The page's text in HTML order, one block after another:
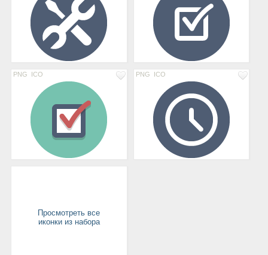
PNG ICO PNG ICO
Просмотреть все
иконки из набора